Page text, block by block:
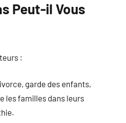
Peut-il Vous
:
garde des enfants,
les familles dans leurs